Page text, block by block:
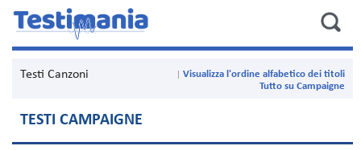
Testi Canzoni
Visualizza l'ordine alfabetico dei titoli
Tutto su Campaigne
TESTI CAMPAIGNE